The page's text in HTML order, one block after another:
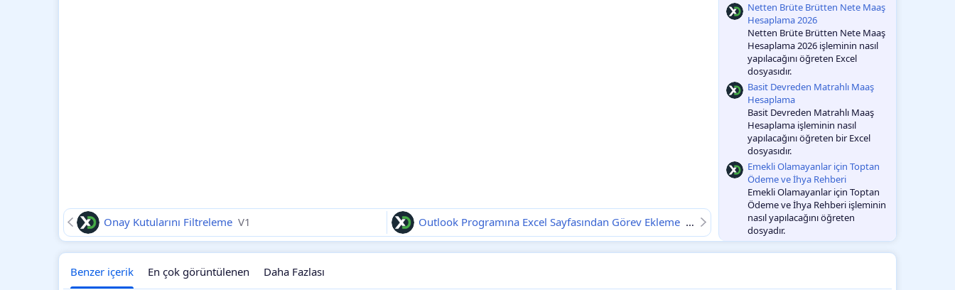
Onay Kutularını Filtreleme V1 Outlook Programına Excel Sayfasından Görev Ekleme V1
Netten Brüte Brütten Nete Maaş
Hesaplama 2026
Netten Brüte Brütten Nete Maaş
Hesaplama 2026 işleminin nasıl
yapılacağını öğreten Excel
dosyasıdır.
Basit Devreden Matrahlı Maaş
Hesaplama
Basit Devreden Matrahlı Maaş
Hesaplama işleminin nasıl
yapılacağını öğreten bir Excel
dosyasıdır.
Emekli Olamayanlar için Toptan
Ödeme ve İhya Rehberi
Emekli Olamayanlar için Toptan
Ödeme ve İhya Rehberi işleminin
nasıl yapılacağını öğreten
dosyadır.
Benzer içerik En çok görüntülenen Daha Fazlası